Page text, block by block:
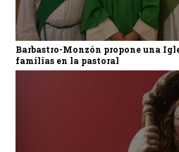
Barbastro-Monzón propone una
familias en la pastoral